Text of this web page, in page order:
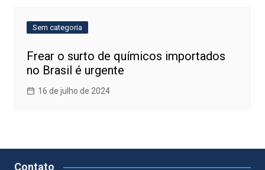
Sem categoria
Frear o surto de químicos importados
no Brasil é urgente
16 de julho de 2024
Contato